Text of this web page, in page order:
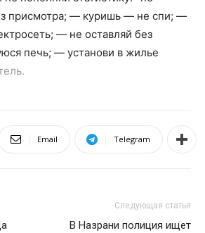
присмотра; — куришь — не спи; —
— не оставляй без
печь; — установи в жилье
Email Telegram
Следующая статья
В Назрани полиция ищет